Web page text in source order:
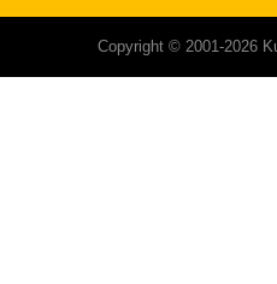
Copyright © 2001-2026